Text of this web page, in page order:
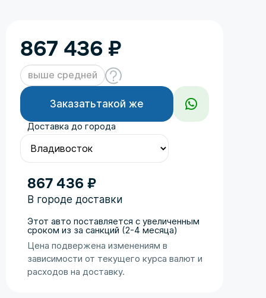
867 436 ₽
выше средней
Год
Поколение
Заказатьтакой же
Доставка до города
867 436 ₽
В городе доставки
Этот авто поставляется с увеличенным
сроком из за санкций (2-4 месяца)
Цена подвержена изменениям в
зависимости от текущего курса валют и
расходов на доставку.